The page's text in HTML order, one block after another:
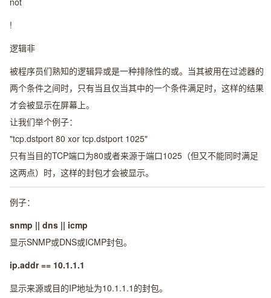
!
逻辑非
被程序员们熟知的逻辑异或是一种排除性的或。当其被用在过滤器的
两个条件之间时，只有当且仅当其中的一个条件满足时，这样的结果
才会被显示在屏幕上。
让我们举个例子：
"tcp.dstport 80 xor tcp.dstport 1025"
只有当目的TCP端口为80或者来源于端口1025（但又不能同时满足
这两点）时，这样的封包才会被显示。
例子：
snmp || dns || icmp
显示SNMP或DNS或ICMP封包。
ip.addr == 10.1.1.1
显示来源或目的IP地址为10.1.1.1的封包。